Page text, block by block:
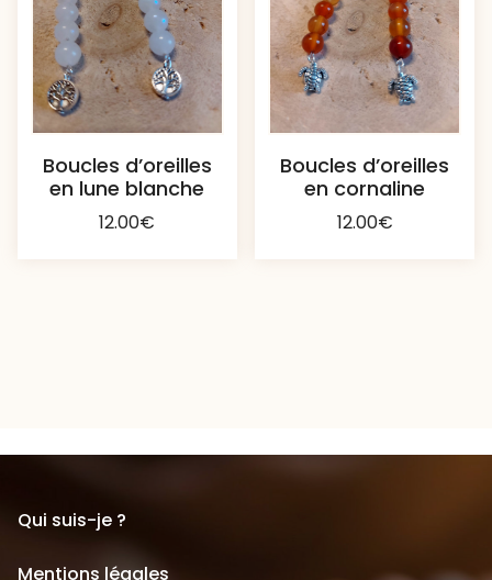
Boucles d’oreilles
en lune blanche
12.00€
Boucles d’oreilles
en cornaline
12.00€
Qui suis-je ?
Mentions légales